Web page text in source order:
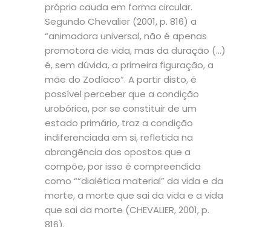
própria cauda em forma circular.
Segundo Chevalier (2001, p. 816) a
“animadora universal, não é apenas
promotora de vida, mas da duração (…)
é, sem dúvida, a primeira figuração, a
mãe do Zodíaco”. A partir disto, é
possível perceber que a condição
urobórica, por se constituir de um
estado primário, traz a condição
indiferenciada em si, refletida na
abrangência dos opostos que a
compõe, por isso é compreendida
como ““dialética material” da vida e da
morte, a morte que sai da vida e a vida
que sai da morte (CHEVALIER, 2001, p.